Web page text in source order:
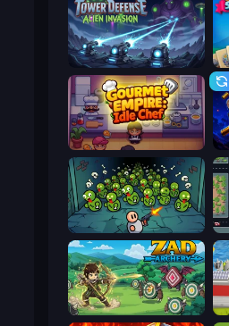
Tower Defense - Alien Invasion
Base Defence
Zad Archery - Demo